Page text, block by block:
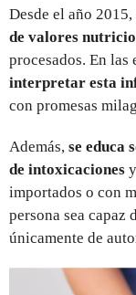
Desde el año
de valores
procesados. En las
interpretar esta
con promesas
Además, se educa
de intoxicaciones
importados o con
persona sea capaz
únicamente de